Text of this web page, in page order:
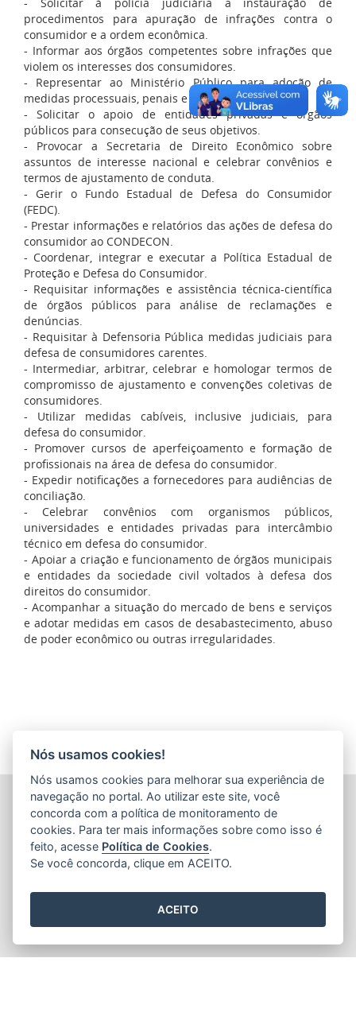
procedimentos para apuração de infrações contra o
consumidor e a ordem econômica.
- Informar aos órgãos competentes sobre infrações que
violem os interesses dos consumidores.
- Representar ao Ministério Público para adoção de
medidas processuais, penais e civis.
- Solicitar o apoio de entidades privadas e órgãos
públicos para consecução de seus objetivos.
- Provocar a Secretaria de Direito Econômico sobre
assuntos de interesse nacional e celebrar convênios e
termos de ajustamento de conduta.
- Gerir o Fundo Estadual de Defesa do Consumidor
(FEDC).
- Prestar informações e relatórios das ações de defesa do
consumidor ao CONDECON.
- Coordenar, integrar e executar a Política Estadual de
Proteção e Defesa do Consumidor.
- Requisitar informações e assistência técnica-científica
de órgãos públicos para análise de reclamações e
denúncias.
- Requisitar à Defensoria Pública medidas judiciais para
defesa de consumidores carentes.
- Intermediar, arbitrar, celebrar e homologar termos de
compromisso de ajustamento e convenções coletivas de
consumidores.
- Utilizar medidas cabíveis, inclusive judiciais, para
defesa do consumidor.
- Promover cursos de aperfeiçoamento e formação de
profissionais na área de defesa do consumidor.
- Expedir notificações a fornecedores para audiências de
conciliação.
- Celebrar convênios com organismos públicos,
universidades e entidades privadas para intercâmbio
técnico em defesa do consumidor.
- Apoiar a criação e funcionamento de órgãos municipais
e entidades da sociedade civil voltados à defesa dos
direitos do consumidor.
- Acompanhar a situação do mercado de bens e serviços
e adotar medidas em casos de desabastecimento, abuso
de poder econômico ou outras irregularidades.
INSTITUTO ESTADUAL DE PROTEÇÃO E DEFESA DO
CONSUMIDOR (PROCON-ES)
Avenida Jerônimo Monteiro, nº 935 - Centro
CEP: 29.010-003 - Vitória / Espírito Santo
Tel.: 151
Nós usamos cookies!
Nós usamos cookies para melhorar sua experiência de
navegação no portal. Ao utilizar este site, você
concorda com a política de monitoramento de
cookies. Para ter mais informações sobre como isso é
feito, acesse Política de Cookies.
Se você concorda, clique em ACEITO.
ACEITO